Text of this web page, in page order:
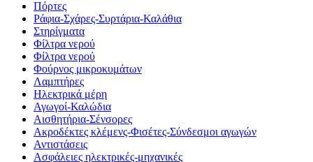
Πόρτες
Ράφια-Σχάρες-Συρτάρια-Καλάθια
Στηρίγματα
Φίλτρα νερού
Φίλτρα νερού
Φούρνος μικροκυμάτων
Λαμπτήρες
Ηλεκτρικά μέρη
Αγωγοί-Καλώδια
Αισθητήρια-Σένσορες
Ακροδέκτες κλέμενς-Φισέτες-Σύνδεσμοι αγωγών
Αντιστάσεις
Ασφάλειες ηλεκτρικές-μηχανικές